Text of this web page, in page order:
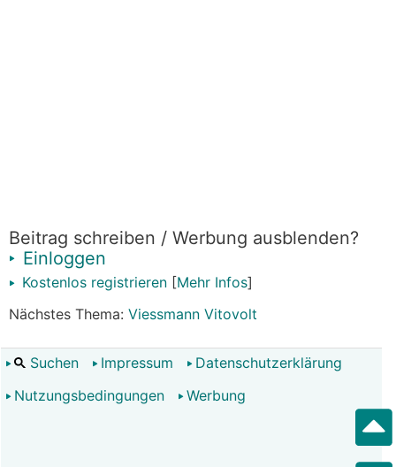
Beitrag schreiben / Werbung ausblenden?
Einloggen
Kostenlos registrieren [Mehr Infos]
Nächstes Thema: Viessmann Vitovolt
Suchen Impressum
Datenschutzerklärung
Nutzungsbedingungen
Werbung